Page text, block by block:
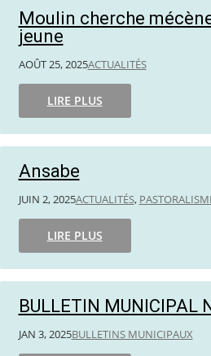
Moulin cherche
jeune
AOÛT 25, 2025ACTUALITÉS
LIRE PLUS
Ansabe
JUIN 2, 2025ACTUALITÉS,
LIRE PLUS
BULLETIN MUNICIPAL
JAN 3, 2025BULLETINS MUNICIPAUX